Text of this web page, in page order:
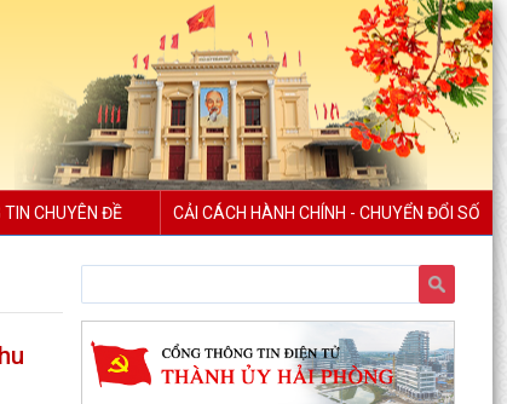
TIN CHUYÊN ĐỀ CẢI CÁCH HÀNH CHÍNH - CHUYỂN ĐỔI SỐ